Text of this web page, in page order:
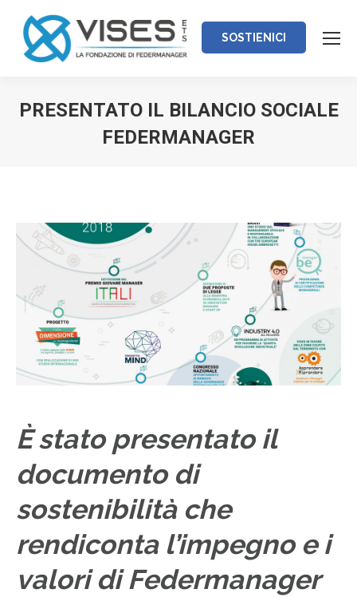
SOSTIENICI
PRESENTATO IL BILANCIO SOCIALE
FEDERMANAGER
È stato presentato il
documento di
sostenibilità che
rendiconta l’impegno e i
valori di Federmanager